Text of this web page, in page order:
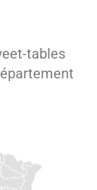
tables